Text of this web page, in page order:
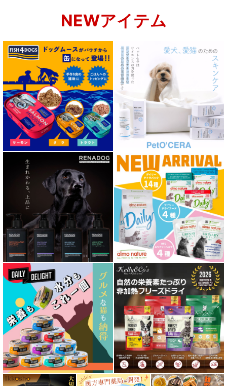
肝臓ケア対応ドッグフード
肥満ケア対応 フード for DOG
泌尿器ケア対応 フード for DOG
胃腸ケア対応 フード for DOG
口腔内・喉ケア対応商品 犬用
心臓ケア対応ドッグフード
皮膚・被毛ケア対応 フード for DOG
低脂肪 ドライフード for DOG
特集 ドッグフードの涙やけ対策
特集 穀物不使用 ドッグフード（ドライ）
フリーズドライ ドッグフード
エアドライ ドッグフード
NEWアイテム